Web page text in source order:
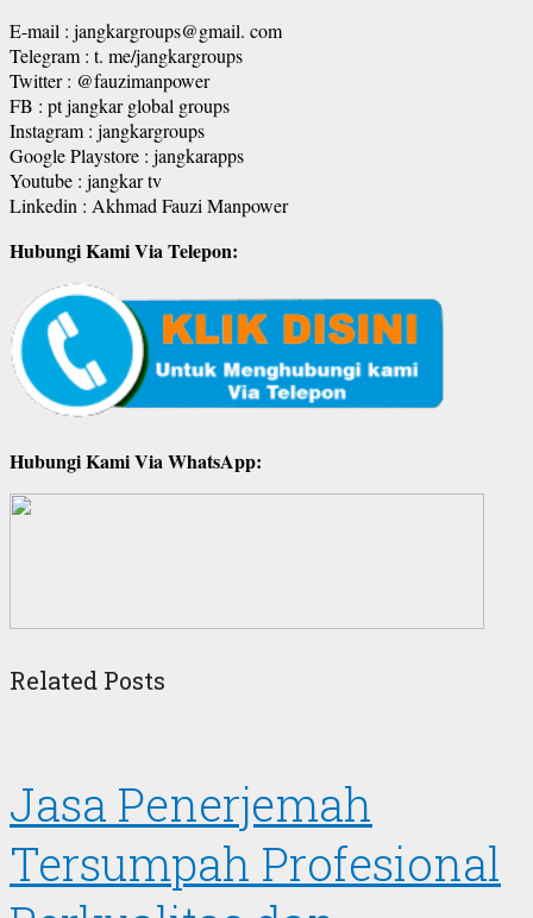
E-mail : jangkargroups@gmail. com
Telegram : t. me/jangkargroups
Twitter : @fauzimanpower
FB : pt jangkar global groups
Instagram : jangkargroups
Google Playstore : jangkarapps
Youtube : jangkar tv
Linkedin : Akhmad Fauzi Manpower
Hubungi Kami Via Telepon:
Hubungi Kami Via WhatsApp:
Related Posts
Jasa Penerjemah
Tersumpah Profesional